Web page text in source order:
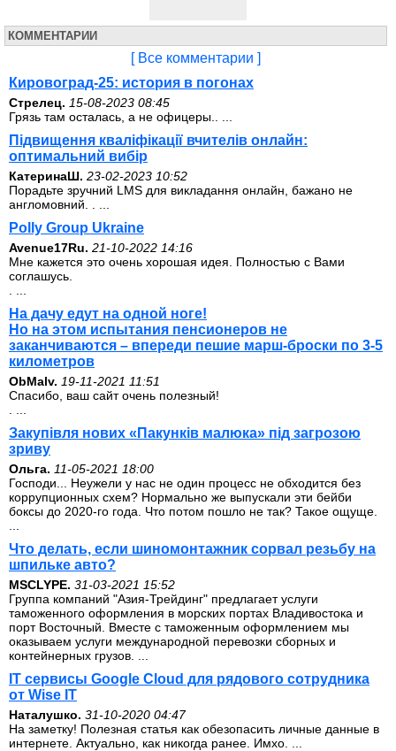
КОММЕНТАРИИ
[ Все комментарии ]
Кировоград-25: история в погонах
Стрелец. 15-08-2023 08:45
Грязь там осталась, а не офицеры.. ...
Підвищення кваліфікації вчителів онлайн:
оптимальний вибір
КатеринаШ. 23-02-2023 10:52
Порадьте зручний LMS для викладання онлайн, бажано не
англомовний. . ...
Polly Group Ukraine
Avenue17Ru. 21-10-2022 14:16
Мне кажется это очень хорошая идея. Полностью с Вами
соглашусь.
На дачу едут на одной ноге!
Но на этом испытания пенсионеров не
заканчиваются – впереди пешие марш-броски по 3-5
километров
ОbMalv. 19-11-2021 11:51
Спасибо, ваш сайт очень полезный!
Закупівля нових «Пакунків малюка» під загрозою
зриву
Ольга. 11-05-2021 18:00
Господи... Неужели у нас не один процесс не обходится без
коррупционных схем? Нормально же выпускали эти бейби
боксы до 2020-го года. Что потом пошло не так? Такое ощуще.
Что делать, если шиномонтажник сорвал резьбу на
шпильке авто?
MSCLYPE. 31-03-2021 15:52
Группа компаний "Азия-Трейдинг" предлагает услуги
таможенного оформления в морских портах Владивостока и
порт Восточный. Вместе с таможенным оформлением мы
оказываем услуги международной перевозки сборных и
контейнерных грузов. ...
IT сервисы Google Cloud для рядового сотрудника
от Wise IT
Наталушко. 31-10-2020 04:47
На заметку! Полезная статья как обезопасить личные данные в
интернете. Актуально, как никогда ранее. Имхо. ...